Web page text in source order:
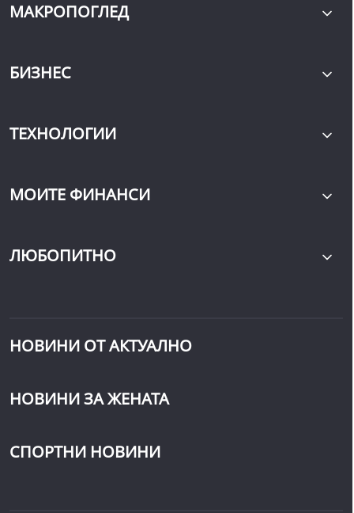
МАКРОПОГЛЕД
БИЗНЕС
ТЕХНОЛОГИИ
МОИТЕ ФИНАНСИ
ЛЮБОПИТНО
НОВИНИ ОТ АКТУАЛНО
НОВИНИ ЗА ЖЕНАТА
СПОРТНИ НОВИНИ